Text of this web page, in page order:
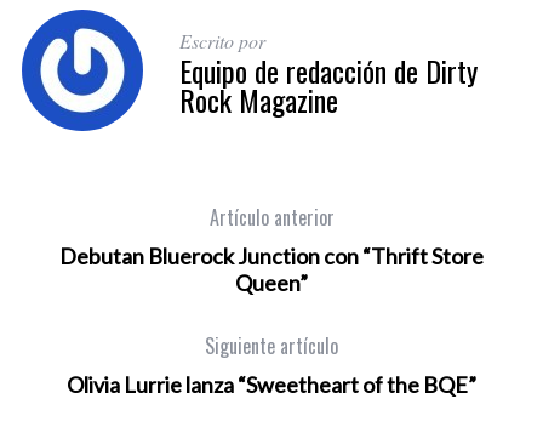
Escrito por
Equipo de redacción de Dirty
Rock Magazine
Artículo anterior
Debutan Bluerock Junction con “Thrift Store
Queen”
Siguiente artículo
Olivia Lurrie lanza “Sweetheart of the BQE”